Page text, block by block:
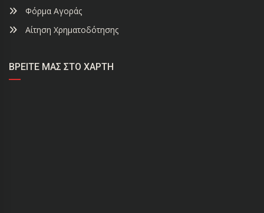
Φόρμα Αγοράς
Αίτηση Χρηματοδότησης
ΒΡΕΊΤΕ ΜΑΣ ΣΤΟ ΧΆΡΤΗ